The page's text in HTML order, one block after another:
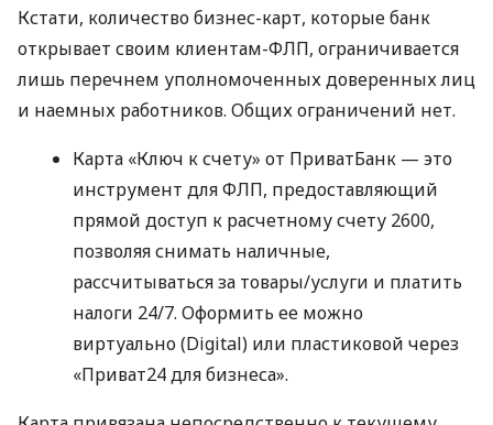
Кстати, количество бизнес-карт, которые банк
открывает своим клиентам-ФЛП, ограничивается
лишь перечнем уполномоченных доверенных лиц
и наемных работников. Общих ограничений нет.
Карта «Ключ к счету» от ПриватБанк — это
инструмент для ФЛП, предоставляющий
прямой доступ к расчетному счету 2600,
позволяя снимать наличные,
рассчитываться за товары/услуги и платить
налоги 24/7. Оформить ее можно
виртуально (Digital) или пластиковой через
«Приват24 для бизнеса».